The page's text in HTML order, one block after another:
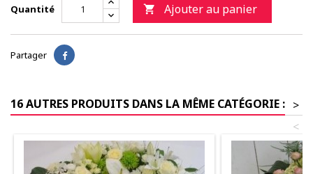
Quantité  Ajouter au panier
Partager
16 AUTRES PRODUITS DANS LA MÊME CATÉGORIE : >
<